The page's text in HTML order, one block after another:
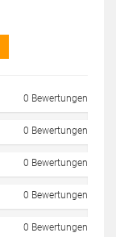
0 Bewertungen
0 Bewertungen
0 Bewertungen
0 Bewertungen
0 Bewertungen